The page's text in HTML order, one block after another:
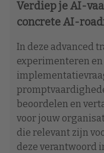
Verdiep je AI-
concrete AI-
In deze advanced
experimenteren en
beoordelen en
voor jouw
die relevant zijn
deze verantwoord